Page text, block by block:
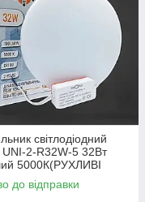
світлодіодний
UNI-2-R32W-5 32Вт
5000К(РУХЛИВІ
до відправки